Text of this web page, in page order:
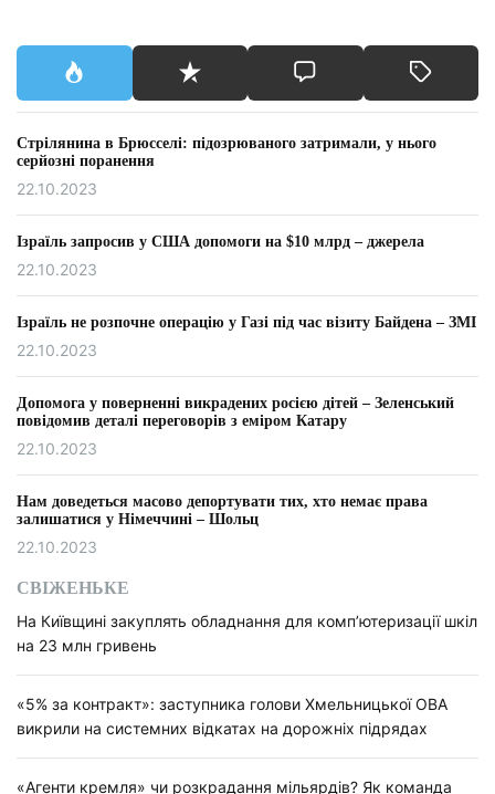
Стрілянина в Брюсселі: підозрюваного затримали, у нього
серйозні поранення
22.10.2023
Ізраїль запросив у США допомоги на $10 млрд – джерела
22.10.2023
Ізраїль не розпочне операцію у Газі під час візиту Байдена – ЗМІ
22.10.2023
Допомога у поверненні викрадених росією дітей – Зеленський
повідомив деталі переговорів з еміром Катару
22.10.2023
Нам доведеться масово депортувати тих, хто немає права
залишатися у Німеччині – Шольц
22.10.2023
СВІЖЕНЬКЕ
На Київщині закуплять обладнання для комп’ютеризації шкіл
на 23 млн гривень
«5% за контракт»: заступника голови Хмельницької ОВА
викрили на системних відкатах на дорожніх підрядах
«Агенти кремля» чи розкрадання мільярдів? Як команда